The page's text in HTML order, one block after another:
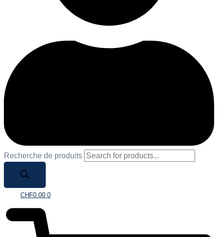
Recherche de produits
CHF0.00 0